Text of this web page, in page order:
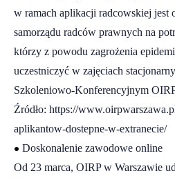
w ramach aplikacji radcowskiej jest
samorządu radców prawnych na
którzy z powodu zagrożenia
uczestniczyć w zajęciach
Szkoleniowo-Konferencyjnym
Źródło: https://
aplikantow-dostepne-w-extranecie/
• Doskonalenie zawodowe online
Od 23 marca, OIRP w Warszawie